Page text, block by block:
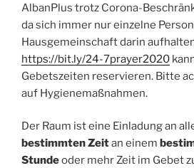
AlbanPlus trotz Corona-
da sich immer nur einzelne
Hausgemeinschaft darin
https://bit.ly/24-7prayer2020
Gebetszeiten reservieren. Bitte
auf Hygienemaßnahmen.
Der Raum ist eine Einladung an
bestimmten Zeitan einem
Stundeoder mehr Zeit im Gebet